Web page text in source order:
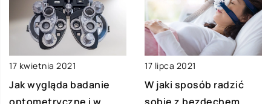
17 kwietnia 2021
Jak wygląda badanie
17 lipca 2021
W jaki sposób radzić